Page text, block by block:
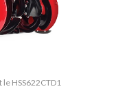
HSS622CTD1